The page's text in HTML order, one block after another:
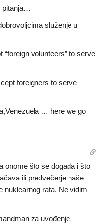
pitanja…
služenje u
volunteers” to serve
foreigners to serve
… here we go
onome što se događa i što
ili predvečerje naše
nuklearnog rata. Ne vidim
za uvođenje